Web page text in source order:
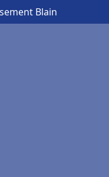
Blain